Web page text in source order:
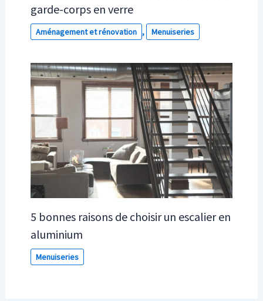
garde-corps en verre
Aménagement et rénovation , Menuiseries
5 bonnes raisons de choisir un escalier en
aluminium
Menuiseries